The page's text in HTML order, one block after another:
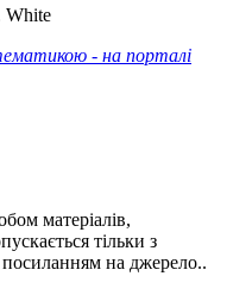
White
- на порталі
матеріалів,
тільки з
посиланням на джерело..